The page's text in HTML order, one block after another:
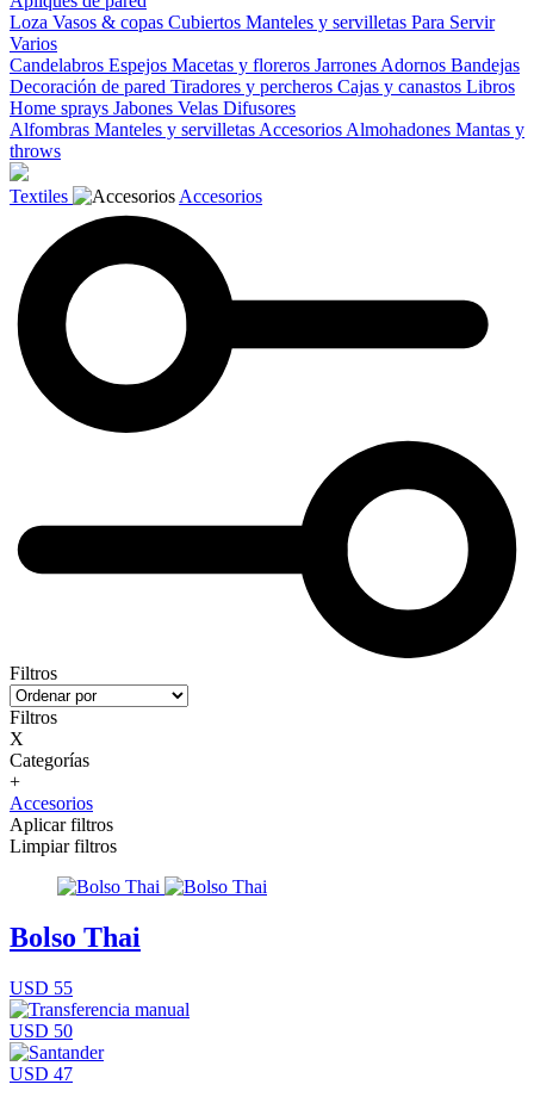
Loza Vasos & copas Cubiertos Manteles y servilletas Para Servir
Varios
Candelabros Espejos Macetas y floreros Jarrones Adornos Bandejas
Decoración de pared Tiradores y percheros Cajas y canastos Libros
Home sprays Jabones Velas Difusores
Alfombras Manteles y servilletas Accesorios Almohadones Mantas y
throws
Textiles Accesorios
Filtros
Filtros
X
Categorías
+
Accesorios
Aplicar filtros
Limpiar filtros
Bolso Thai
USD 55
USD 50
USD 47